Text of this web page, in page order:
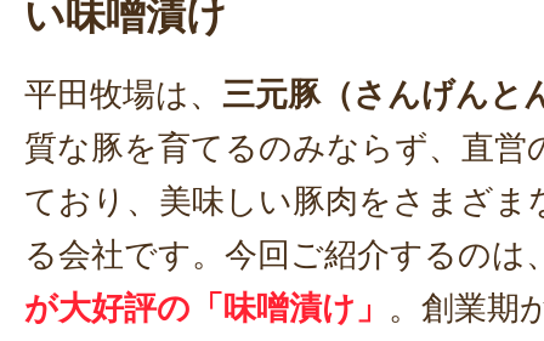
い味噌漬け
平田牧場は、 三元豚（さんげんと
質な豚を育てるのみならず、直営
ており、美味しい豚肉をさまざま
る会社です。今回ご紹介するのは
が大好評の「味噌漬け」 。創業期